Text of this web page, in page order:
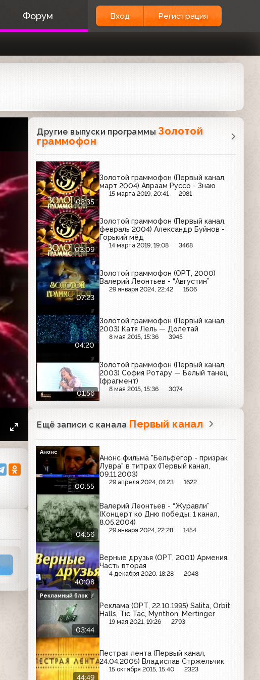
Форум Вход Регистрация
Другие выпуски программы Золотой
граммофон
03:35
Золотой граммофон (Первый канал,
март 2004) Авраам Руссо - Знаю
15 марта 2019, 20:41 2981
03:09
Золотой граммофон (Первый канал,
февраль 2004) Александр Буйнов -
Горький мёд
14 марта 2019, 19:08 3468
07:23
Золотой граммофон (ОРТ, 2000)
Валерий Леонтьев - “Августин”
29 января 2024, 22:42 1506
04:20
Золотой граммофон (Первый канал,
2003) Катя Лель — Долетай
8 мая 2015, 15:36 3945
01:56
Золотой граммофон (Первый канал,
2003) София Ротару — Белый танец
(фрагмент)
8 мая 2015, 15:36 3074
Ещё записи с канала Первый канал
00:55
Анонс фильма "Бельфегор - призрак
Лувра" в титрах (Первый канал,
09.11.2003)
29 апреля 2024, 01:23 1622
Анонс
04:56
Валерий Леонтьев - “Журавли”
(Концерт ко Дню победы, 1 канал,
8.05.2004)
29 января 2024, 22:28 1454
40:08
Верные друзья (ОРТ, 2001) Армения.
Часть вторая
4 декабря 2020, 18:28 2048
03:44
Реклама (ОРТ, 22.10.1995) Salita, Orbit,
Halls, Tic Tac, Mynthon, Mertinger
19 мая 2021, 19:26 2793
Рекламный блок
44:49
Пестрая лента (Первый канал,
24.04.2005) Владислав Стржельчик
15 октября 2015, 15:40 2323